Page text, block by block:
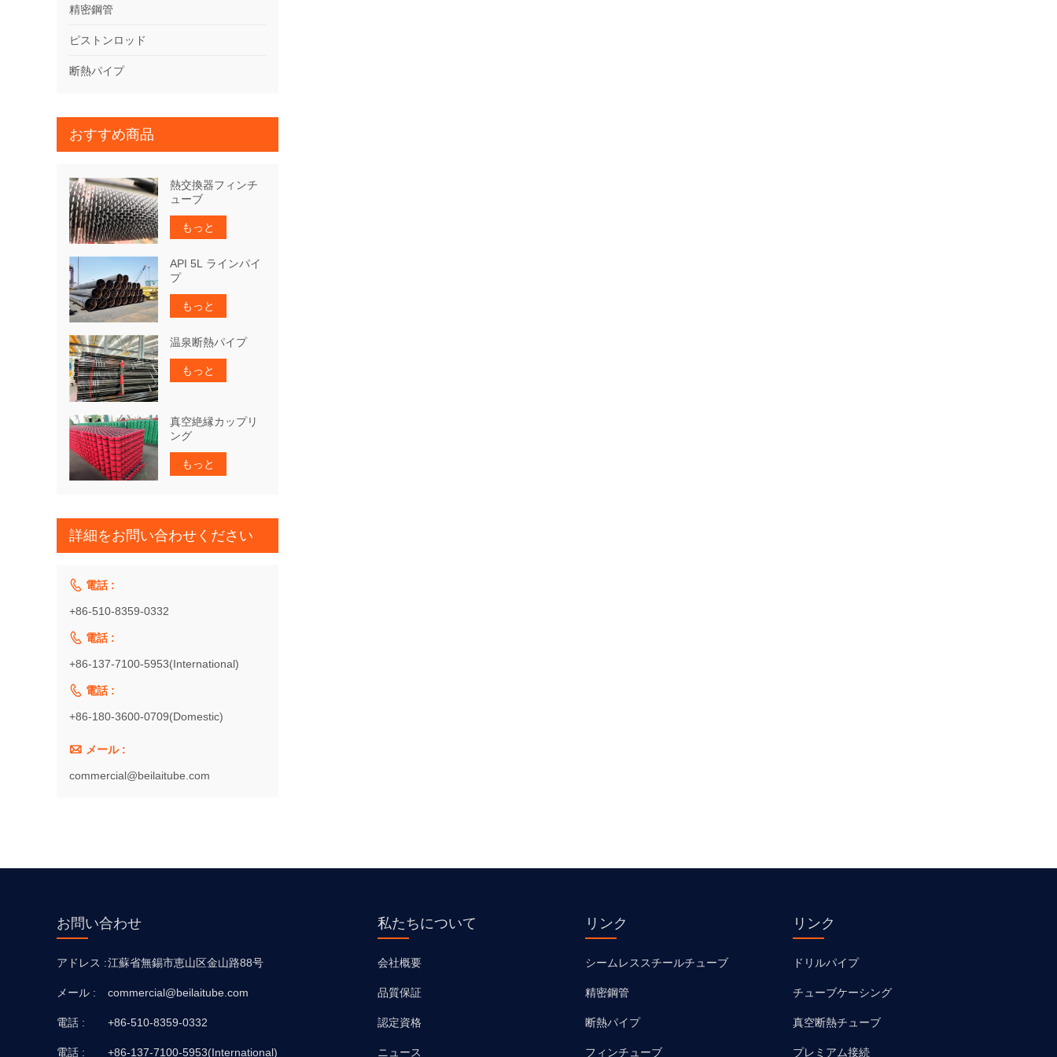
精密鋼管
ピストンロッド
断熱パイプ
おすすめ商品
熱交換器フィンチ
ューブ
もっと
API 5L ラインパイ
プ
もっと
温泉断熱パイプ
もっと
真空絶縁カップリ
ング
もっと
詳細をお問い合わせください
 電話 :
+86-510-8359-0332
 電話 :
+86-137-7100-5953(International)
 電話 :
+86-180-3600-0709(Domestic)
 メール :
commercial@beilaitube.com
お問い合わせ
アドレス :江蘇省無錫市恵山区金山路88号
メール : commercial@beilaitube.com
電話 : +86-510-8359-0332
電話 : +86-137-7100-5953(International)
私たちについて
会社概要
品質保証
認定資格
ニュース
リンク
シームレススチールチューブ
精密鋼管
断熱パイプ
フィンチューブ
リンク
ドリルパイプ
チューブケーシング
真空断熱チューブ
プレミアム接続